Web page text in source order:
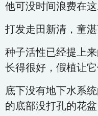
他可没时间浪费在这
打发走田新清，童
种子活性已经提上
长得很好，假植让它
底下没有地下水系
的底部没打孔的花盆